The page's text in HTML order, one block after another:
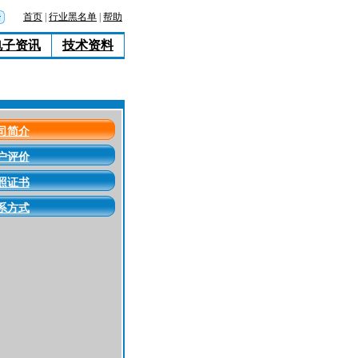
首页 行业黑名单 帮助
子资讯 技术资料
简介
评价
证书
方式